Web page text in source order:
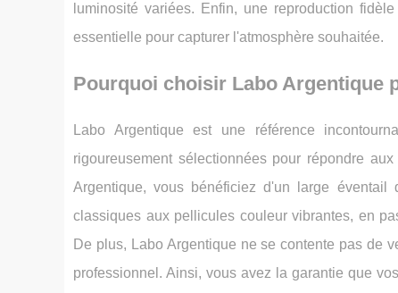
luminosité variées. Enfin, une reproduction
essentielle pour capturer l'atmosphère souhaitée.
Pourquoi choisir Labo Argentique
Labo Argentique est une référence
rigoureusement sélectionnées pour répondre
Argentique, vous bénéficiez d'un large
classiques aux pellicules couleur vibrantes, en
De plus, Labo Argentique ne se contente pas de
professionnel. Ainsi, vous avez la garantie que